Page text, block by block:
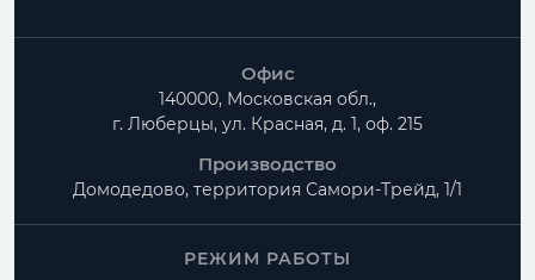
Офис
140000, Московская обл.,
г. Люберцы, ул. Красная, д. 1, оф. 215
Производство
Домодедово, территория Самори-Трейд, 1/1
РЕЖИМ РАБОТЫ